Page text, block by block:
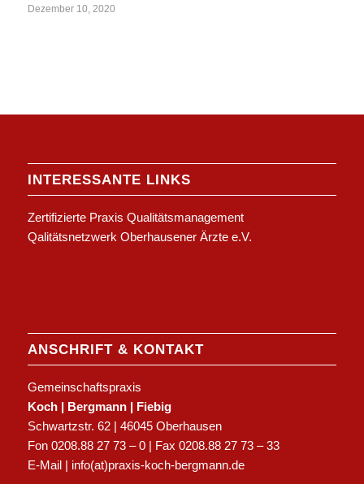
Dezember 10, 2020
INTERESSANTE LINKS
Zertifizierte Praxis Qualitätsmanagement
Qalitätsnetzwerk Oberhausener Ärzte e.V.
ANSCHRIFT & KONTAKT
Gemeinschaftspraxis
Koch | Bergmann | Fiebig
Schwartzstr. 62 | 46045 Oberhausen
Fon 0208.88 27 73 – 0 | Fax 0208.88 27 73 – 33
E-Mail | info(at)praxis-koch-bergmann.de